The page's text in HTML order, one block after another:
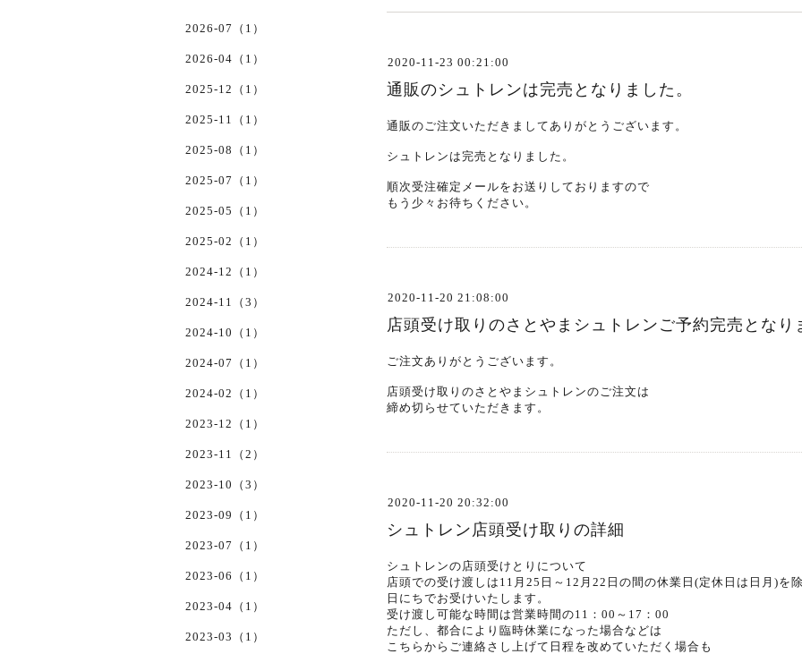
2020-11-23 00:21:00
通販のシュトレンは完売となりました。
通販のご注文いただきましてありがとうございます。
シュトレンは完売となりました。
順次受注確定メールをお送りしておりますので
もう少々お待ちください。
2020-11-20 21:08:00
店頭受け取りのさとやまシュトレンご予約完売となり
ご注文ありがとうございます。
店頭受け取りのさとやまシュトレンのご注文は
締め切らせていただきます。
2020-11-20 20:32:00
シュトレン店頭受け取りの詳細
シュトレンの店頭受けとりについて
店頭での受け渡しは11月25日～12月22日の間の休業日(定休日は日月)を
日にちでお受けいたします。
受け渡し可能な時間は営業時間の11：00～17：00
ただし、都合により臨時休業になった場合などは
こちらからご連絡さし上げて日程を改めていただく場合も
2026-07（1）
2026-04（1）
2025-12（1）
2025-11（1）
2025-08（1）
2025-07（1）
2025-05（1）
2025-02（1）
2024-12（1）
2024-11（3）
2024-10（1）
2024-07（1）
2024-02（1）
2023-12（1）
2023-11（2）
2023-10（3）
2023-09（1）
2023-07（1）
2023-06（1）
2023-04（1）
2023-03（1）